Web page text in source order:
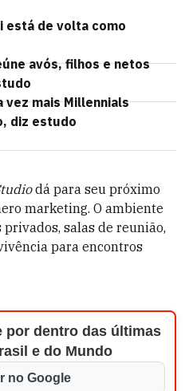
está de volta como
avós, filhos e netos
vez mais Millennials
diz estudo
dá para seu próximo
marketing. O ambiente
salas de reunião,
para encontros
por dentro das últimas
e do Mundo
no Google